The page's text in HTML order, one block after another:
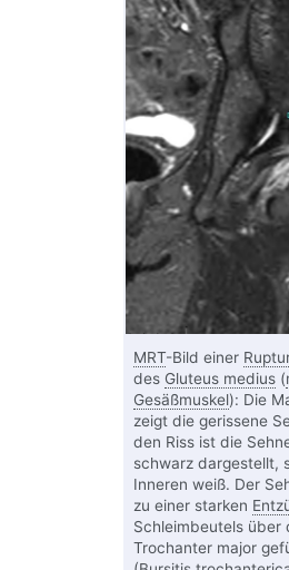
MRT-Bild einer
des Gluteus medius(
Gesäßmuskel): Die
zeigt die gerissene
den Riss ist die
schwarz dargestellt,
Inneren weiß. Der
zu einer starken
Schleimbeutels über
Trochanter major